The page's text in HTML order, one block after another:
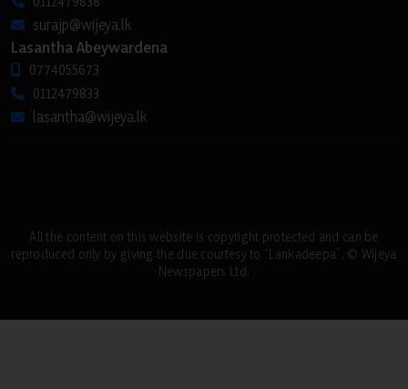
surajp@wijeya.lk
Lasantha Abeywardena
0774055673
0112479833
lasantha@wijeya.lk
All the content on this website is copyright protected and can be
reproduced only by giving the due courtesy to “Lankadeepa”. © Wijeya
Newspapers Ltd.